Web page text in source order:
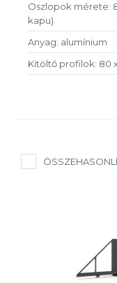
Oszlopok mérete:
kapu)
Anyag: alumínium
Kitöltő profilok: 80